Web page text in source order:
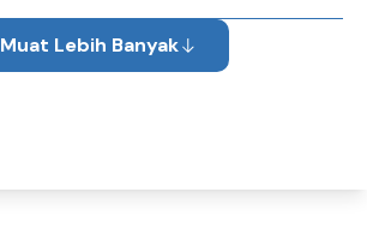
Muat Lebih Banyak